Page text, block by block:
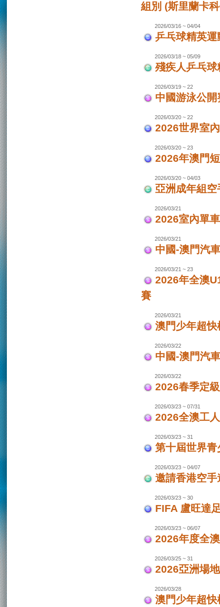
組別 (斯里蘭卡
2026/03/16 ~ 04/04
乒乓球精英
2026/03/18 ~ 05/09
殘疾人乒乓
2026/03/19 ~ 22
中國游泳公
2026/03/20 ~ 22
2026世界室
2026/03/20 ~ 23
2026年澳門
2026/03/20 ~ 04/03
亞洲成年組
2026/03/21
2026室內單
2026/03/21
中國-澳門汽
2026/03/21 ~ 23
2026年全澳
賽
2026/03/21
澳門少年超快
2026/03/22
中國-澳門汽
2026/03/22
2026春季定
2026/03/23 ~ 07/31
2026全澳工
2026/03/23 ~ 31
第十屆世界
2026/03/23 ~ 04/07
邀請香港空
2026/03/23 ~ 30
FIFA 盧旺達
2026/03/23 ~ 06/07
2026年度全
2026/03/25 ~ 31
2026亞洲場
2026/03/28
澳門少年超快